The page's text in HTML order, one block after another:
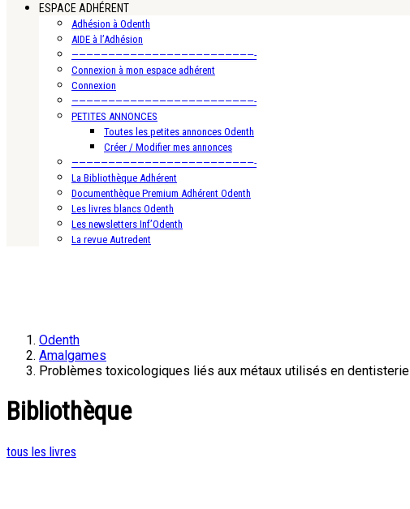
ESPACE ADHÉRENT
Adhésion à Odenth
AIDE à l’Adhésion
—————————————————————————-
Connexion à mon espace adhérent
Connexion
—————————————————————————-
PETITES ANNONCES
Toutes les petites annonces Odenth
Créer / Modifier mes annonces
—————————————————————————-
La Bibliothèque Adhérent
Documenthèque Premium Adhérent Odenth
Les livres blancs Odenth
Les newsletters Inf’Odenth
La revue Autredent
Odenth
Amalgames
Problèmes toxicologiques liés aux métaux utilisés en dentisterie
Bibliothèque
tous les livres